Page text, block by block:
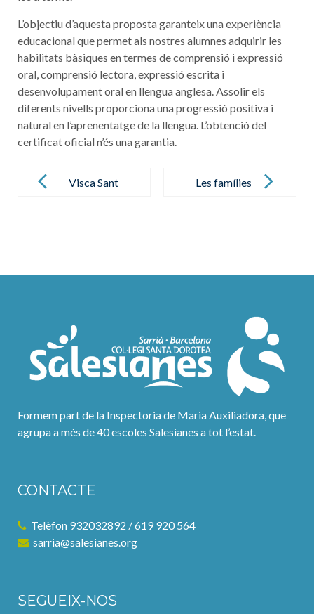
L’objectiu d’aquesta proposta garanteix una experiència
educacional que permet als nostres alumnes adquirir les
habilitats bàsiques en termes de comprensió i expressió
oral, comprensió lectora, expressió escrita i
desenvolupament oral en llengua anglesa. Assolir els
diferents nivells proporciona una progressió positiva i
natural en l’aprenentatge de la llengua. L’obtenció del
certificat oficial n’és una garantia.
navigation
Visca Sant
Les famílies
Formem part de la Inspectoria de Maria Auxiliadora, que
agrupa a més de 40 escoles Salesianes a tot l’estat.
CONTACTE
Telèfon 932032892 / 619 920 564
sarria@salesianes.org
SEGUEIX-NOS